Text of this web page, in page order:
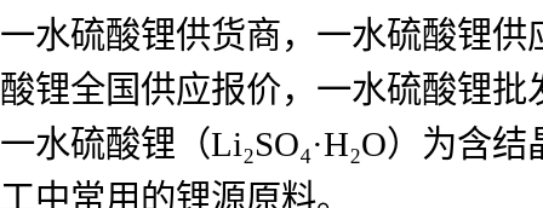
一水硫酸锂供货商，一水硫酸锂
酸锂全国供应报价，一水硫酸锂批
一水硫酸锂（Li₂SO₄·H₂O）为含
工中常用的锂源原料。